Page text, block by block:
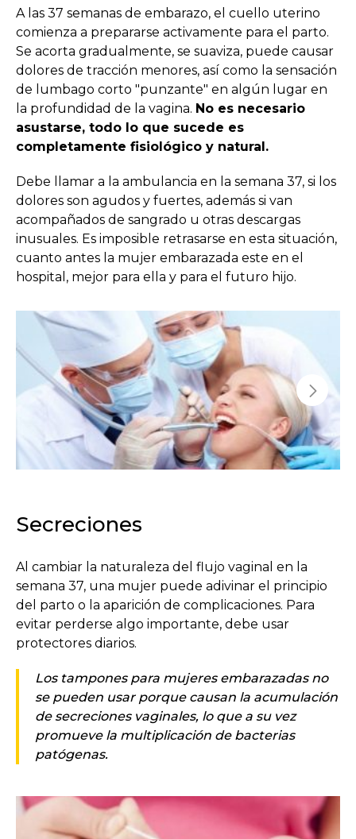
A las 37 semanas de embarazo, el cuello uterino
comienza a prepararse activamente para el parto.
Se acorta gradualmente, se suaviza, puede causar
dolores de tracción menores, así como la sensación
de lumbago corto "punzante" en algún lugar en
la profundidad de la vagina. No es necesario
asustarse, todo lo que sucede es
completamente fisiológico y natural.
Debe llamar a la ambulancia en la semana 37, si los
dolores son agudos y fuertes, además si van
acompañados de sangrado u otras descargas
inusuales. Es imposible retrasarse en esta situación,
cuanto antes la mujer embarazada este en el
hospital, mejor para ella y para el futuro hijo.
Secreciones
Al cambiar la naturaleza del flujo vaginal en la
semana 37, una mujer puede adivinar el principio
del parto o la aparición de complicaciones. Para
evitar perderse algo importante, debe usar
protectores diarios.
Los tampones para mujeres embarazadas no
se pueden usar porque causan la acumulación
de secreciones vaginales, lo que a su vez
promueve la multiplicación de bacterias
patógenas.